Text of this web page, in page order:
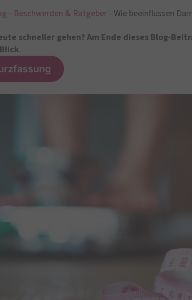
- Beschwerden & Ratgeber - Wie beeinflussen
schneller gehen? Am Ende dieses Blog-
.